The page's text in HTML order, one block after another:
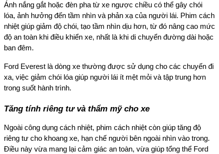
Ánh nắng gắt hoặc đèn pha từ xe ngược chiều có thể gây chói
lóa, ảnh hưởng đến tầm nhìn và phản xạ của người lái. Phim cách
nhiệt giúp giảm độ chói, tạo tầm nhìn dịu hơn, từ đó nâng cao mức
độ an toàn khi điều khiển xe, nhất là khi di chuyển đường dài hoặc
ban đêm.
Ford Everest là dòng xe thường được sử dụng cho các chuyến đi
xa, việc giảm chói lóa giúp người lái ít mệt mỏi và tập trung hơn
trong suốt hành trình.
Tăng tính riêng tư và thẩm mỹ cho xe
Ngoài công dụng cách nhiệt, phim cách nhiệt còn giúp tăng độ
riêng tư cho khoang xe, hạn chế người bên ngoài nhìn vào trong.
Điều này vừa mang lại cảm giác an toàn, vừa giúp tổng thể Ford